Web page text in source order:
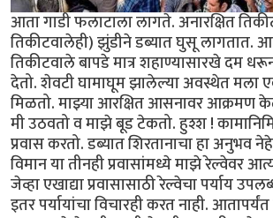
आता गाडी फलाटाला लागते. अनारक्षित
तिकीटवालेही) झुंडीने डब्यात घुसू लागतात.
तिकीटवाले बापडे मात्र शहाण्यासारखे दम
देतो. शेवटी घामाघूम झालेल्या अवस्थेत मला
मिळतो. माझ्या आरक्षित आसनावर आक्रमण
मी उठवतो व माझे बूड टेकतो. हुश्श !
प्रवास करतो. डब्यात शिरतानाचा हा अनुभव
विमान या तीनही प्रवासांमध्ये माझे रेल्वेवर
जेव्हा एखाद्या प्रवासासाठी रेल्वेचा पर्याय
इतर पर्यायांचा विचारही करत नाही.